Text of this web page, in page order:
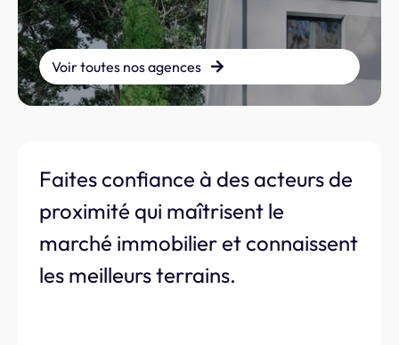
Voir toutes nos agences
Faites confiance à des acteurs de
proximité qui maîtrisent le
marché immobilier et connaissent
les meilleurs terrains.